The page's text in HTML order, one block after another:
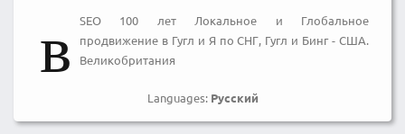
в
SEO 100 лет Локальное и Глобальное
продвижение в Гугл и Я по СНГ, Гугл и Бинг - США.
Великобритания
Languages: Русский